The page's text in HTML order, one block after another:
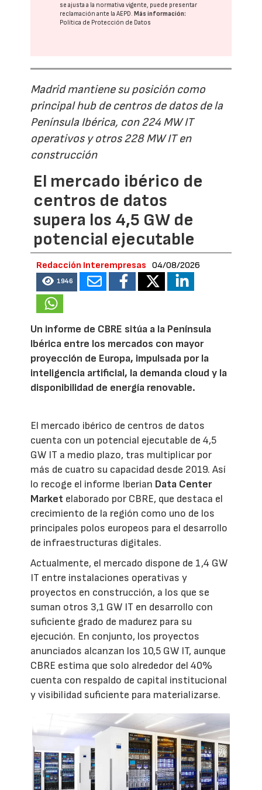
se ajusta a la normativa vigente, puede presentar
reclamación ante laAEPD .Más información:
Política de Protección de Datos
Madrid mantiene su posición como
principal hub de centros de datos de la
Península Ibérica, con 224 MW IT
operativos y otros 228 MW IT en
construcción
El mercado ibérico de
centros de datos
supera los 4,5 GW de
potencial ejecutable
Redacción Interempresas 04/08/2026
1946
Un informe de CBRE sitúa a la Península
Ibérica entre los mercados con mayor
proyección de Europa, impulsada por la
inteligencia artificial, la demanda cloud y la
disponibilidad de energía renovable.
El mercado ibérico de centros de datos
cuenta con un potencial ejecutable de 4,5
GW IT a medio plazo, tras multiplicar por
más de cuatro su capacidad desde 2019. Así
lo recoge el informe Iberian Data Center
Market elaborado por CBRE, que destaca el
crecimiento de la región como uno de los
principales polos europeos para el desarrollo
de infraestructuras digitales.
Actualmente, el mercado dispone de 1,4 GW
IT entre instalaciones operativas y
proyectos en construcción, a los que se
suman otros 3,1 GW IT en desarrollo con
suficiente grado de madurez para su
ejecución. En conjunto, los proyectos
anunciados alcanzan los 10,5 GW IT, aunque
CBRE estima que solo alrededor del 40%
cuenta con respaldo de capital institucional
y visibilidad suficiente para materializarse.